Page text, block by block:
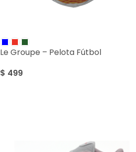
Le Groupe – Pelota Fútbol
$ 499